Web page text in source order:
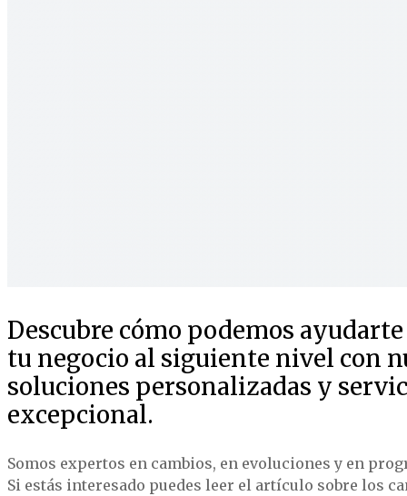
Descubre cómo podemos
tu negocio al siguiente nivel con
soluciones personalizadas y
excepcional.
Somos expertos en cambios, en evoluciones y en
Si estás interesado puedes leer el artículo sobre los